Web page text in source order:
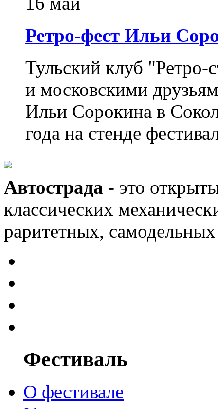
Ретро-фест Ильи
Тульский клуб "Ретро-
и московскими
Ильи Сорокина в
года на стенде
Автострада - это
классических
раритетных,
Фестиваль
О фестивале